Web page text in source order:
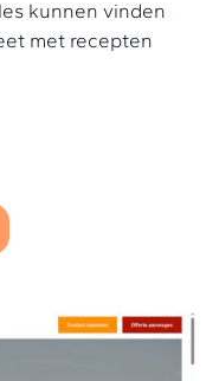
kunnen vinden
met recepten